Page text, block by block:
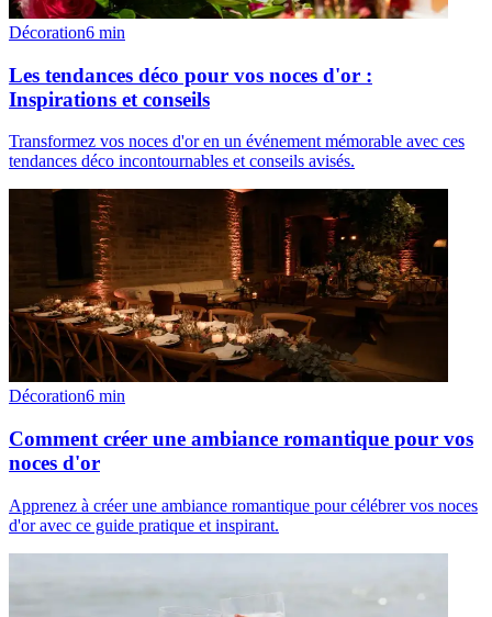
Décoration6 min
Les tendances déco pour vos noces d'or :
Inspirations et conseils
Transformez vos noces d'or en un événement mémorable avec ces
tendances déco incontournables et conseils avisés.
Décoration6 min
Comment créer une ambiance romantique pour vos
noces d'or
Apprenez à créer une ambiance romantique pour célébrer vos noces
d'or avec ce guide pratique et inspirant.